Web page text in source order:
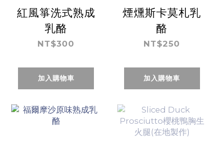
紅風箏洗式熟成
乳酪
NT$300
加入購物車
煙燻斯卡莫札乳
酪
NT$250
加入購物車